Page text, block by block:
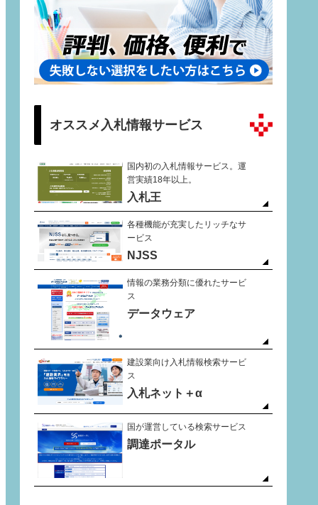
オススメ入札情報サービス
国内初の入札情報サービス。運
営実績18年以上。
入札王
各種機能が充実したリッチなサ
ービス
NJSS
情報の業務分類に優れたサービ
ス
データウェア
建設業向け入札情報検索サービ
ス
入札ネット＋α
国が運営している検索サービス
調達ポータル